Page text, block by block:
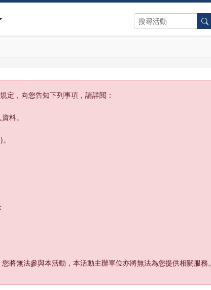
定，向您告知下列事項，請詳閱：
料。
無法參與本活動，本活動主辦單位亦將無法為您提供相關服務。